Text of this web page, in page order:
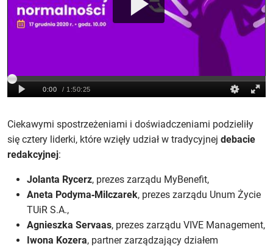
Ciekawymi spostrzeżeniami i doświadczeniami podzieliły
się cztery liderki, które wzięły udział w tradycyjnej debacie
redakcyjnej:
Jolanta Rycerz, prezes zarządu MyBenefit,
Aneta Podyma‑Milczarek, prezes zarządu Unum Życie
TUiR S.A.,
Agnieszka Servaas, prezes zarządu VIVE Management,
Iwona Kozera, partner zarządzający działem